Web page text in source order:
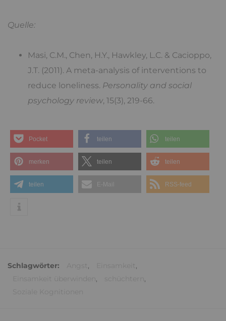
Quelle:
Masi, C.M., Chen, H.Y., Hawkley, L.C. & Cacioppo,
J.T. (2011). A meta-analysis of interventions to
reduce loneliness. Personality and social
psychology review, 15(3), 219-66.
Pocket teilen teilen
merken teilen teilen
teilen E-Mail RSS-feed
Schlagwörter: ,
,
,
,